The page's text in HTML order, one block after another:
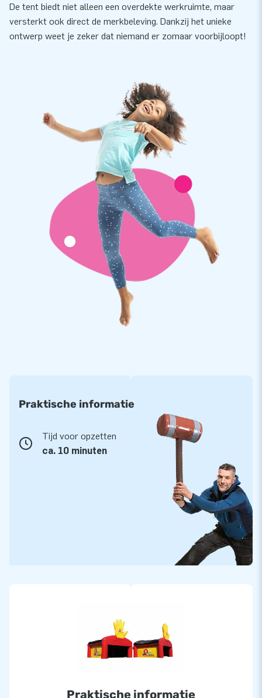
De tent biedt niet alleen een overdekte werkruimte, maar
versterkt ook direct de merkbeleving. Dankzij het unieke
ontwerp weet je zeker dat niemand er zomaar voorbijloopt!
Praktische informatie
Tijd voor opzetten
ca. 10 minuten
Praktische informatie